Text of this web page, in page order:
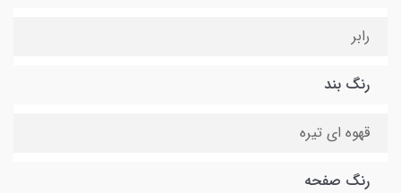
رابر
رنگ بند
قهوه ای تیره
رنگ صفحه